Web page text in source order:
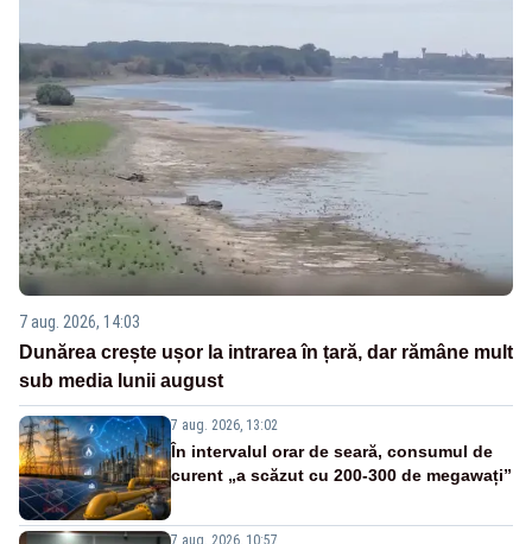
7 aug. 2026, 14:03
Dunărea crește ușor la intrarea în țară, dar rămâne mult
sub media lunii august
7 aug. 2026, 13:02
În intervalul orar de seară, consumul de
curent „a scăzut cu 200-300 de megawați”
7 aug. 2026, 10:57